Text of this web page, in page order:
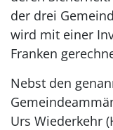
der drei
wird mit einer
Franken
Nebst den
Urs Wiederkehr